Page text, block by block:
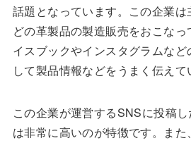
話題となっています。この企業
どの革製品の製造販売をおこな
イスブックやインスタグラムな
して製品情報などをうまく伝えて
この企業が運営するSNSに投稿
は非常に高いのが特徴です。ま